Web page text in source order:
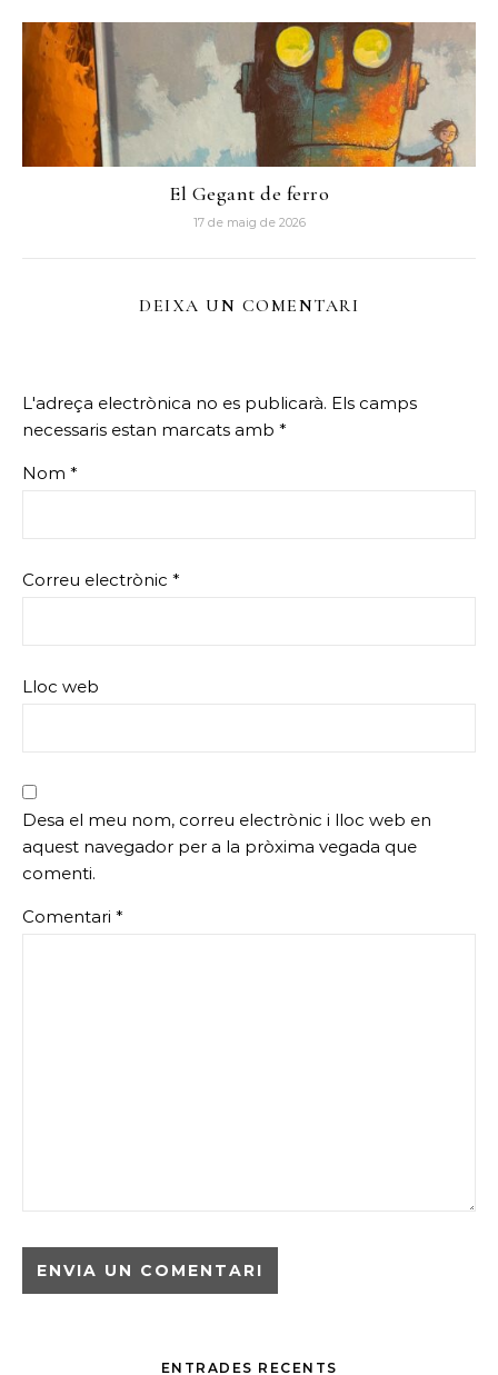
El Gegant de ferro
17 de maig de 2026
DEIXA UN COMENTARI
L'adreça electrònica no es publicarà. Els camps
necessaris estan marcats amb *
Nom *
Correu electrònic *
Lloc web
Desa el meu nom, correu electrònic i lloc web en
aquest navegador per a la pròxima vegada que
comenti.
Comentari *
ENTRADES RECENTS